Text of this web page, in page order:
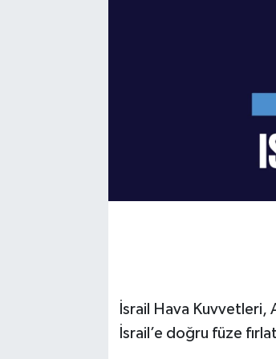
İsrail Hava Kuvvetleri,
İsrail’e doğru füze